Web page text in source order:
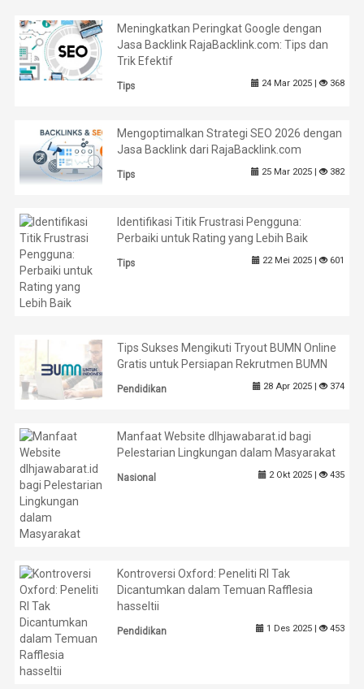
Meningkatkan Peringkat Google dengan
Jasa Backlink RajaBacklink.com: Tips dan
Trik Efektif
Tips 24 Mar 2025 | 368
Mengoptimalkan Strategi SEO 2026 dengan
Jasa Backlink dari RajaBacklink.com
Tips 25 Mar 2025 | 382
Identifikasi Titik Frustrasi Pengguna:
Perbaiki untuk Rating yang Lebih Baik
Tips 22 Mei 2025 | 601
Tips Sukses Mengikuti Tryout BUMN Online
Gratis untuk Persiapan Rekrutmen BUMN
Pendidikan 28 Apr 2025 | 374
Manfaat Website dlhjawabarat.id bagi
Pelestarian Lingkungan dalam Masyarakat
Nasional 2 Okt 2025 | 435
Kontroversi Oxford: Peneliti RI Tak
Dicantumkan dalam Temuan Rafflesia
hasseltii
Pendidikan 1 Des 2025 | 453